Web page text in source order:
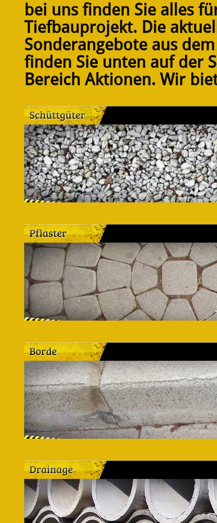
bei uns finden Sie alles
Tiefbauprojekt. Die
Sonderangebote aus
finden Sie unten auf der
Bereich Aktionen. Wir